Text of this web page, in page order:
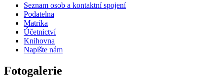
Seznam osob a kontaktní spojení
Podatelna
Matrika
Účetnictví
Knihovna
Napište nám
Fotogalerie